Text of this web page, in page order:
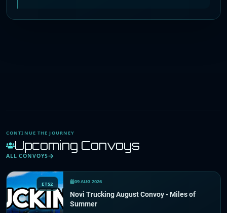
CONTINUE THE JOURNEY
Upcoming Convoys
ALL CONVOYS
ETS2 09 AUG 2026
Novi Trucking August Convoy - Miles of
Summer